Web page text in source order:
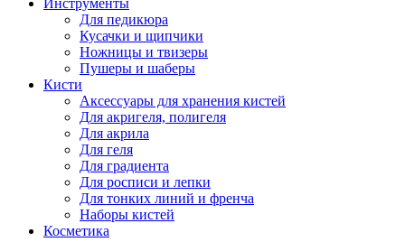
Инструменты
Для педикюра
Кусачки и щипчики
Ножницы и твизеры
Пушеры и шаберы
Кисти
Аксессуары для хранения кистей
Для акригеля, полигеля
Для акрила
Для геля
Для градиента
Для росписи и лепки
Для тонких линий и френча
Наборы кистей
Косметика